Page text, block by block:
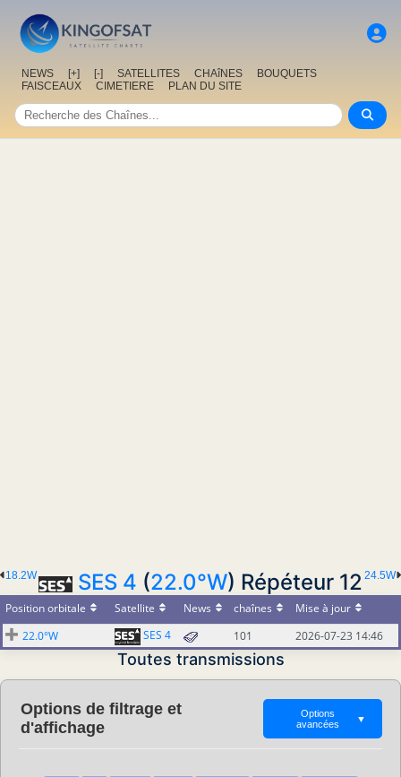
NEWS [+] [-] SATELLITES CHAîNES
BOUQUETS
FAISCEAUX
CIMETIERE PLAN DU SITE
24.5W
18.2W SES 4 (22.0°W) Répéteur 12
Position orbitale Satellite News chaînes
Mise à jour
22.0°W
SES 4 101 2026-07-23 14:46
Toutes transmissions
Options de filtrage et
d'affichage
Options
avancées
▼